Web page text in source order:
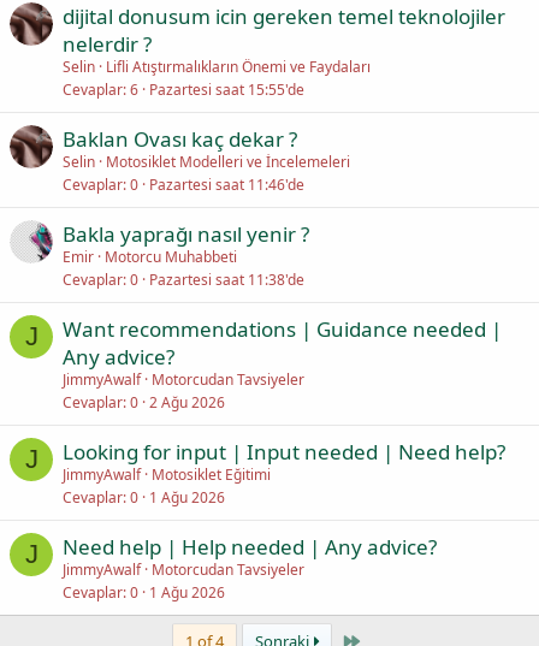
dijital donusum icin gereken temel teknolojiler
nelerdir ?
Selin Lifli Atıştırmalıkların Önemi ve Faydaları
Cevaplar 6 Pazartesi saat 15:55'de
Baklan Ovası kaç dekar ?
Selin Motosiklet Modelleri ve İncelemeleri
Cevaplar 0 Pazartesi saat 11:46'de
Bakla yaprağı nasıl yenir ?
Emir Motorcu Muhabbeti
Cevaplar 0 Pazartesi saat 11:38'de
J
Want recommendations | Guidance needed |
Any advice?
JimmyAwalf Motorcudan Tavsiyeler
Cevaplar 0 2 Ağu 2026
J Looking for input | Input needed | Need help?
JimmyAwalf Motosiklet Eğitimi
Cevaplar 0 1 Ağu 2026
J Need help | Help needed | Any advice?
JimmyAwalf Motorcudan Tavsiyeler
Cevaplar 0 1 Ağu 2026
1 of 4 Sonraki Last